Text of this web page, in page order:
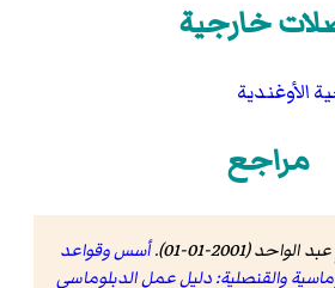
خارجية
الأوغندية
مراجع
(2001-01-01).
أسس وقواعد
والقنصلية: دليل عمل الدبلوماسي